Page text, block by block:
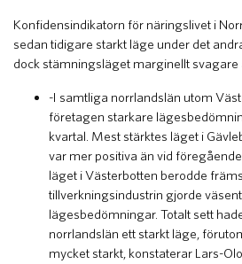
Konfidensindikatorn för näringslivet i
sedan tidigare starkt läge under det
dock stämningsläget marginellt svagare
-I samtliga norrlandslän utom
företagen starkare
kvartal. Mest stärktes läget i
var mer positiva än vid
läget i Västerbotten berodde
tillverkningsindustrin gjorde
lägesbedömningar. Totalt sett
norrlandslän ett starkt läge,
mycket starkt, konstaterar Lars-